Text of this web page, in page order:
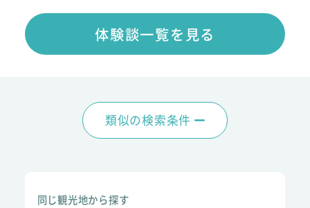
体験談一覧を見る
類似の検索条件
同じ観光地から探す